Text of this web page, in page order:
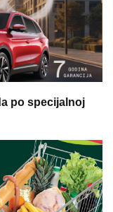
po specijalnoj